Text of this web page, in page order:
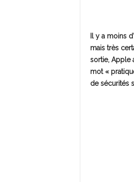
Il y a moins
mais très
sortie, Apple
mot «
de sécurités